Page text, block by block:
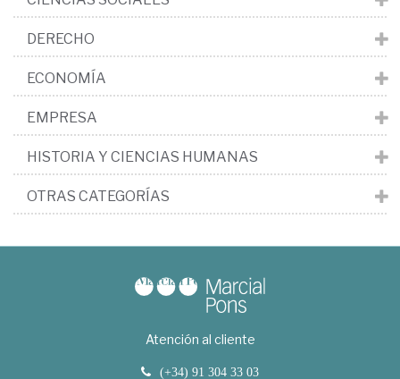
DERECHO
ECONOMÍA
EMPRESA
HISTORIA Y CIENCIAS HUMANAS
OTRAS CATEGORÍAS
Atención al cliente
(+34) 91 304 33 03